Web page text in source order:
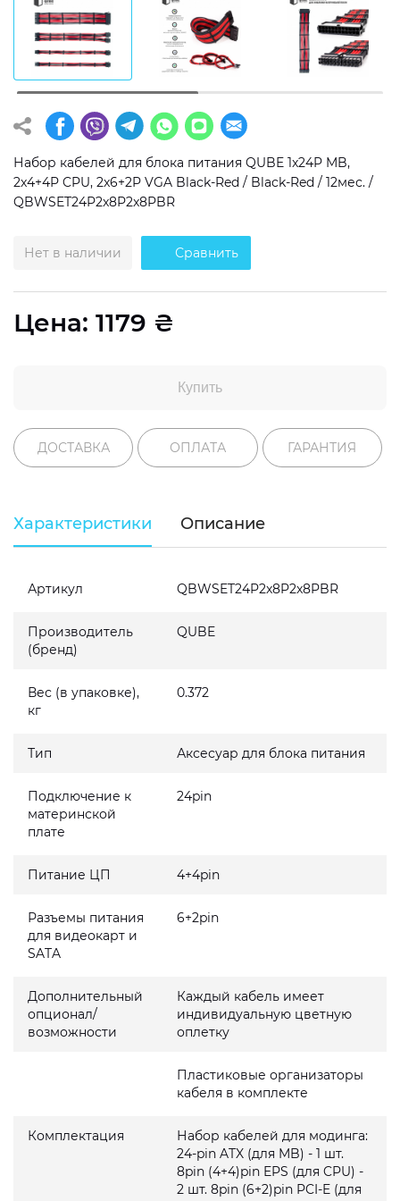
Операционная система
Windows 11 Home
Без ОС
Тип накопителя
SSD + HDD
Дополнительно
RGB-подсветка
Разблокированный множитель CPU
Сверхбыстрый M.2 SSD NVME
Набор кабелей для блока питания QUBE 1x24P MB,
2x4+4P CPU, 2x6+2P VGA Black-Red / Black-Red / 12мес. /
QBWSET24P2x8P2x8PBR
Нет в наличии Сравнить
Цена: 1179 ₴
Купить
ДОСТАВКА ОПЛАТА ГАРАНТИЯ
Характеристики Описание
Артикул QBWSET24P2x8P2x8PBR
Производитель
(бренд)
QUBE
Вес (в упаковке),
кг
0.372
Тип Аксесуар для блока питания
Подключение к
материнской
плате
24pin
Питание ЦП 4+4pin
Разъемы питания
для видеокарт и
SATA
6+2pin
Дополнительный
опционал/
возможности
Каждый кабель имеет
индивидуальную цветную
оплетку
Пластиковые организаторы
кабеля в комплекте
Комплектация
Набор кабелей для модинга:
24-pin ATX (для MB) - 1 шт.
8pin (4+4)pin EPS (для CPU) -
2 шт. 8pin (6+2)pin PCI-E (для